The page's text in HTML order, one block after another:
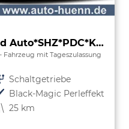
Selection 1.5 TSI Android Auto*SHZ*PDC*Klimaauto*SUNSET*LED
Fahrzeug mit Tageszulassung
Getriebe Schaltgetriebe
Außenfarbe Black-Magic Perleffekt
Kilometerstand 25 km